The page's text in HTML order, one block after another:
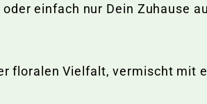
einfach nur Dein Zuhause
floralen Vielfalt, vermischt mit